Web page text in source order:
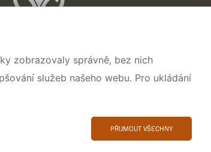
zobrazovaly správně, bez nich
služeb našeho webu. Pro ukládání
PŘIJMOUT VŠECHNY